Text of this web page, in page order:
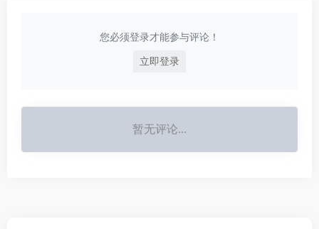
您必须登录才能参与评论！
立即登录
暂无评论...